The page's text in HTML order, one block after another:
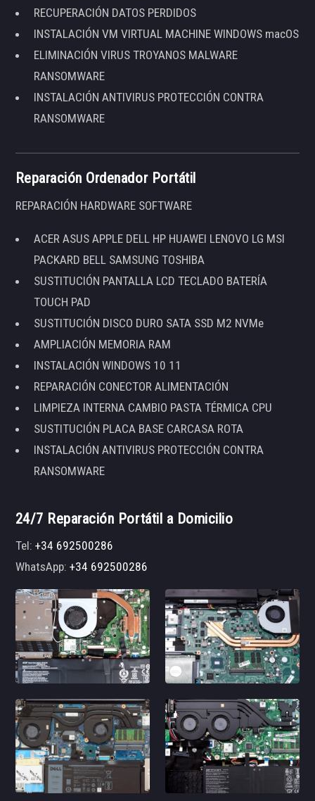
RECUPERACIÓN DATOS PERDIDOS
INSTALACIÓN VM VIRTUAL MACHINE WINDOWS macOS
ELIMINACIÓN VIRUS TROYANOS MALWARE
RANSOMWARE
INSTALACIÓN ANTIVIRUS PROTECCIÓN CONTRA
RANSOMWARE
Reparación Ordenador Portátil
REPARACIÓN HARDWARE SOFTWARE
ACER ASUS APPLE DELL HP HUAWEI LENOVO LG MSI
PACKARD BELL SAMSUNG TOSHIBA
SUSTITUCIÓN PANTALLA LCD TECLADO BATERÍA
TOUCH PAD
SUSTITUCIÓN DISCO DURO SATA SSD M2 NVMe
AMPLIACIÓN MEMORIA RAM
INSTALACIÓN WINDOWS 10 11
REPARACIÓN CONECTOR ALIMENTACIÓN
LIMPIEZA INTERNA CAMBIO PASTA TÉRMICA CPU
SUSTITUCIÓN PLACA BASE CARCASA ROTA
INSTALACIÓN ANTIVIRUS PROTECCIÓN CONTRA
RANSOMWARE
24/7 Reparación Portátil a Domicilio
Tel:+34 692500286
WhatsApp:+34 692500286